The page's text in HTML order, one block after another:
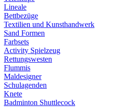
Lineale
Bettbezüge
Textilien und Kunsthandwerk
Sand Formen
Farbsets
Activity Spielzeug
Rettungswesten
Flummis
Maldesigner
Schulagenden
Knete
Badminton Shuttlecock